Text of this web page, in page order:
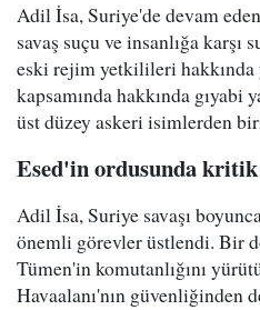
Adil İsa, Suriye'de devam
savaş suçu ve insanlığa karşı
eski rejim yetkilileri
kapsamında hakkında gıyabi
üst düzey askeri isimlerden
Esed'in ordusunda
Adil İsa, Suriye savaşı
önemli görevler üstlendi. Bir
Tümen'in komutanlığını
Havaalanı'nın güvenliğinden